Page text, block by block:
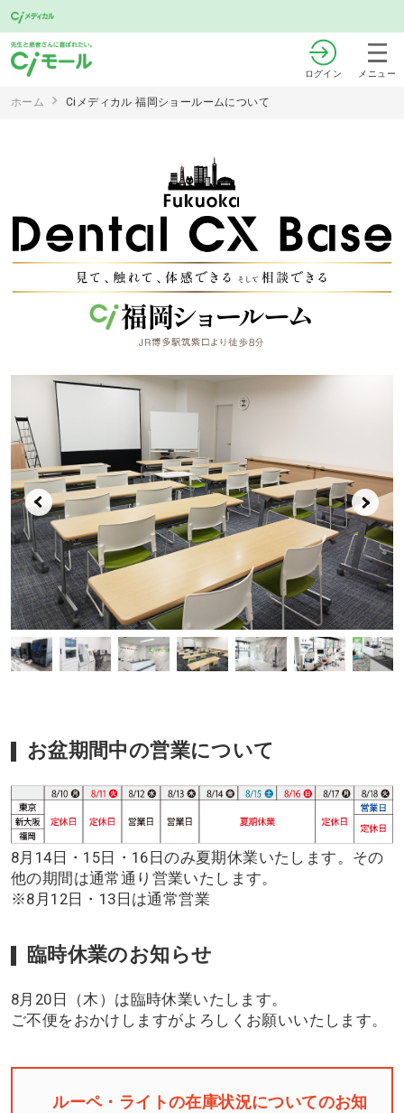
ログイン メニュー
ホーム Ciメディカル 福岡ショールームについて
お盆期間中の営業について
8月14日・15日・16日のみ夏期休業いたします。その
他の期間は通常通り営業いたします。
※8月12日・13日は通常営業
臨時休業のお知らせ
8月20日（木）は臨時休業いたします。
ご不便をおかけしますがよろしくお願いいたします。
ルーペ・ライトの在庫状況についてのお知